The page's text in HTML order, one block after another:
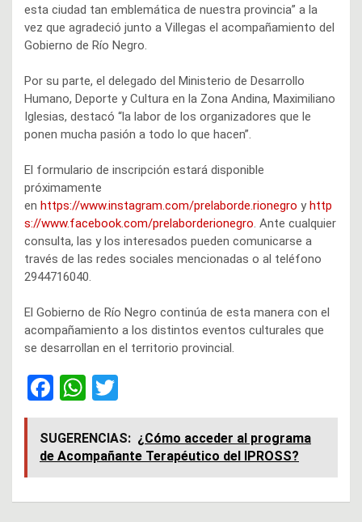
esta ciudad tan emblemática de nuestra provincia” a la
vez que agradeció junto a Villegas el acompañamiento del
Gobierno de Río Negro.
Por su parte, el delegado del Ministerio de Desarrollo
Humano, Deporte y Cultura en la Zona Andina, Maximiliano
Iglesias, destacó “la labor de los organizadores que le
ponen mucha pasión a todo lo que hacen”.
El formulario de inscripción estará disponible
próximamente
en https://www.instagram.com/prelaborde.rionegro yhttp
s://www.facebook.com/prelaborderionegro. Ante cualquier
consulta, las y los interesados pueden comunicarse a
través de las redes sociales mencionadas o al teléfono
2944716040.
El Gobierno de Río Negro continúa de esta manera con el
acompañamiento a los distintos eventos culturales que
se desarrollan en el territorio provincial.
F
a
ce
b
W
h
at
s
wi
tt
er
SUGERENCIAS: ¿Cómo acceder al programa
de Acompañante Terapéutico del IPROSS?